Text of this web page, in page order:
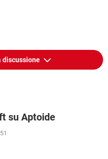
discussione
su Aptoide